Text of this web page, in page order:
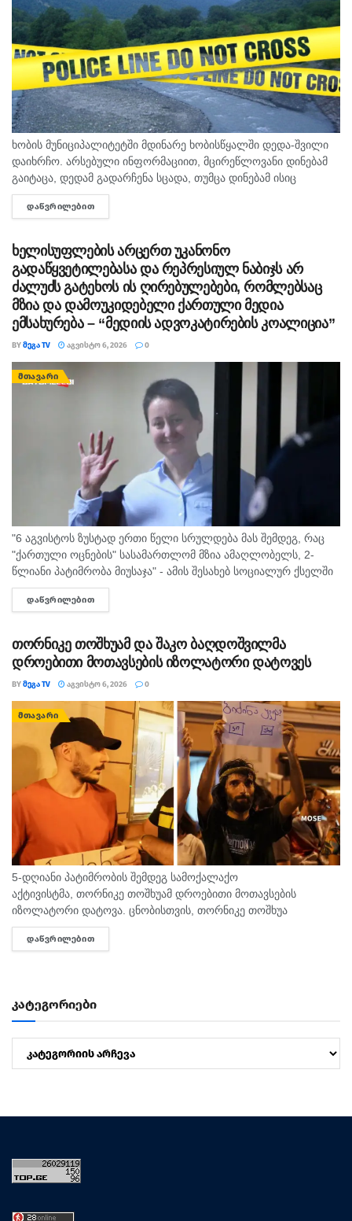
ხობის მუნიციპალიტეტში მდინარე ხობისწყალში დედა-შვილი
დაიხრჩო. არსებული ინფორმაციით, მცირეწლოვანი დინებამ
გაიტაცა, დედამ გადარჩენა სცადა, თუმცა დინებამ ისიც
გაიტაცა. ბავშვის ცხედარი ადგილობრივმა იპოვა და
მდინარიდან ამოასვენა. დედის სამძებრო-სამაშველო
ᲓᲐᲬᲕᲠᲘᲚᲔᲑᲘᲗ
ხელისუფლების არცერთ უკანონო
გადაწყვეტილებასა და რეპრესიულ ნაბიჯს არ
ძალუძს გატეხოს ის ღირებულებები, რომლებსაც
მზია და დამოუკიდებელი ქართული მედია
ემსახურება – “მედიის ადვოკატირების კოალიცია”
BYᲛᲔᲒᲐ TV ᲐᲒᲕᲘᲡᲢᲝ 6, 2026 0
ᲛᲗᲐᲕᲐᲠᲘ
"6 აგვისტოს ზუსტად ერთი წელი სრულდება მას შემდეგ, რაც
"ქართული ოცნების" სასამართლომ მზია ამაღლობელს, 2-
წლიანი პატიმრობა მიუსაჯა" - ამის შესახებ სოციალურ ქსელში
"მედიის ადვოკატირების კოალიცია" წერს და დაკავებულ
ჟურნალისტს სოლიდარობას უცხადებს. ორგანიზაცია...
ᲓᲐᲬᲕᲠᲘᲚᲔᲑᲘᲗ
თორნიკე თოშხუამ და შაკო ბაღდოშვილმა
დროებითი მოთავსების იზოლატორი დატოვეს
BYᲛᲔᲒᲐ TV ᲐᲒᲕᲘᲡᲢᲝ 6, 2026 0
ᲛᲗᲐᲕᲐᲠᲘ
5-დღიანი პატიმრობის შემდეგ სამოქალაქო
აქტივისტმა, თორნიკე თოშხუამ დროებითი მოთავსების
იზოლატორი დატოვა. ცნობისთვის, თორნიკე თოშხუა
პოლიციამ 31 ივლისს, თბილისის საკრებულოსთან
დააკავა. მას ხელში ეკავა ბანერი "ბიძინა ყ - არაა/არის?".
ᲓᲐᲬᲕᲠᲘᲚᲔᲑᲘᲗ
კატეგორიები